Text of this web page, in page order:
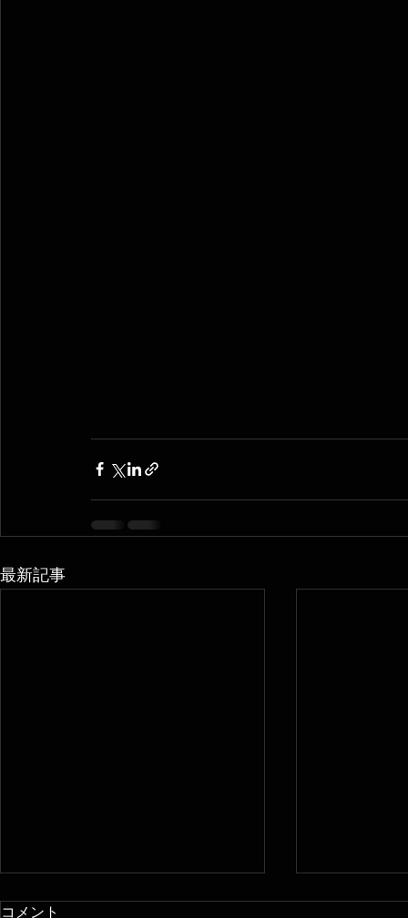
最新記事
コメント